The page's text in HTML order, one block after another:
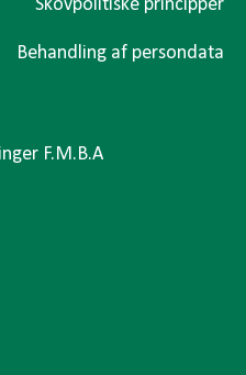
Skovpolitiske principper
Behandling af persondata
F.M.B.A